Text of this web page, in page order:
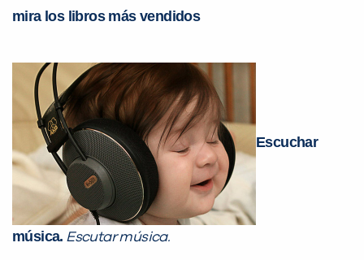
mira los libros más vendidos
Escuchar
música. Escutar música.
Preencha com seus dados abaixo e
já vamos te colocar em contato
com a: